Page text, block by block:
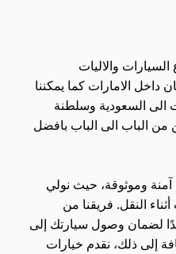
والاليات
داخل الامارات كما يمكننا
الى السعودية وسلطنة
من الباب الى الباب بافضل
وموثوقة، حيث نولي
النقل. فريقنا من
لضمان وصول سيارتك إلى
إلى ذلك، نقدم خيارات